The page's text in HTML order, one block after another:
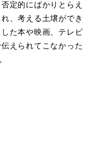
定的にばかりとらえ
、考える土壌ができ
た本や映画、テレビ
えられてこなかった